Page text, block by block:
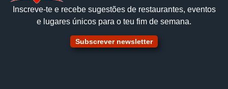
Inscreve‑te e recebe sugestões de restaurantes, eventos
e lugares únicos para o teu fim de semana.
Subscrever newsletter